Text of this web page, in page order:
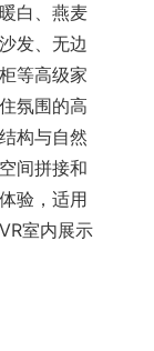
白、燕麦
发、无边
等高级家
氛围的高
构与自然
间拼接和
验，适用
室内展示